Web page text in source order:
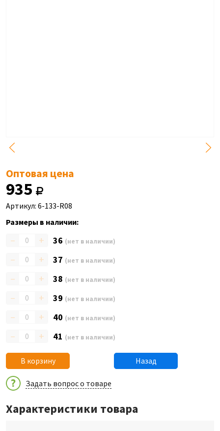
Оптовая цена
935
Артикул: 6-133-R08
Размеры в наличии:
– + 36 (нет в наличии)
– + 37 (нет в наличии)
– + 38 (нет в наличии)
– + 39 (нет в наличии)
– + 40 (нет в наличии)
– + 41 (нет в наличии)
В корзину Назад
Задать вопрос о товаре
Характеристики товара